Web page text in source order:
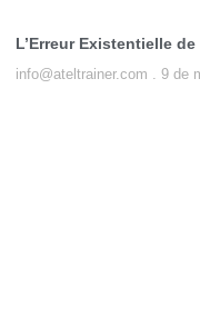
L’Erreur Existentielle de
info@ateltrainer.com 9 de